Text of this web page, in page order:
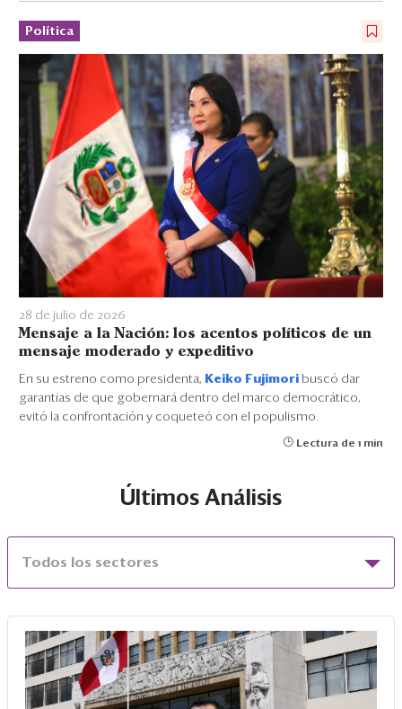
Política
28 de julio de 2026
Mensaje a la Nación: los acentos políticos de un
mensaje moderado y expeditivo
En su estreno como presidenta, Keiko Fujimori buscó dar
garantías de que gobernará dentro del marco democrático,
evitó la confrontación y coqueteó con el populismo.
Lectura de 1 min
Últimos Análisis
Todos los sectores